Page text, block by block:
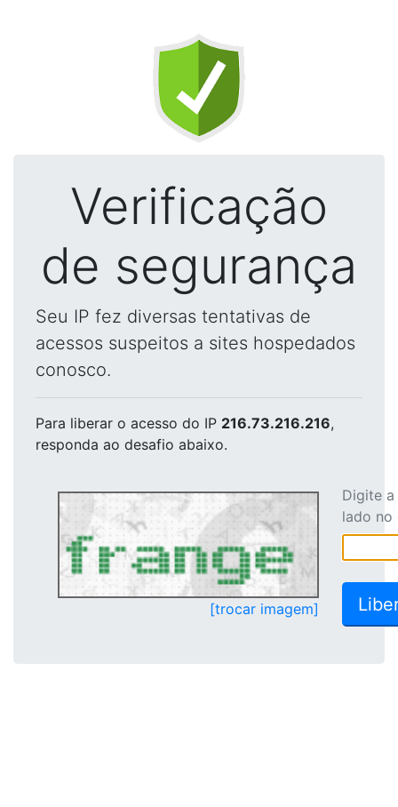
Verificação
de segurança
Seu IP fez diversas tentativas de
acessos suspeitos a sites hospedados
conosco.
Para liberar o acesso do IP 216.73.216.216,
responda ao desafio abaixo.
[trocar imagem]
Digite
lado no